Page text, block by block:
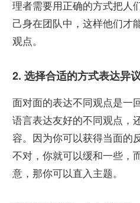
理者需要用正确的方式把人
己身在团队中，这样他们才
观点。
2. 选择合适的方式表达异议
面对面的表达不同观点是一
语言表达友好的不同观点，
容。因为你可以获得当面的
不对，你就可以缓和一些，
意，那你可以直入主题。